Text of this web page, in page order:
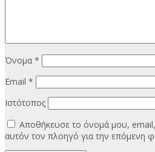
Όνομα *
Email *
Ιστότοπος
Αποθήκευσε το όνομά μου,
αυτόν τον πλοηγό για την επόμενη